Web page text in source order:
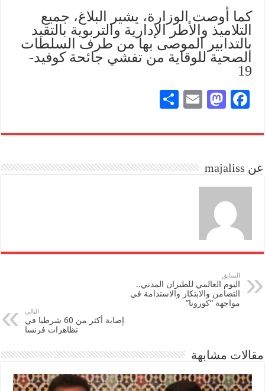
كما أوصت الوزارة، يشير البلاغ، جميع
التلاميذ والأطر الإدارية والتربوية بالتقيد
بالتدابير الموصى بها من طرف السلطات
الصحية للوقاية من تفشي جائحة كوفيد-
19
Fa
bo
M
to
n
E
ail
re
عن majaliss
السابق
اليوم العالمي للطيران المدني..
التضامن والابتكار والاستدامة في
مواجهة “كورونا”
التالي
إصابة أكثر من 60 شرطيا في
تظاهرات فرنسا
مقالات مشابهة